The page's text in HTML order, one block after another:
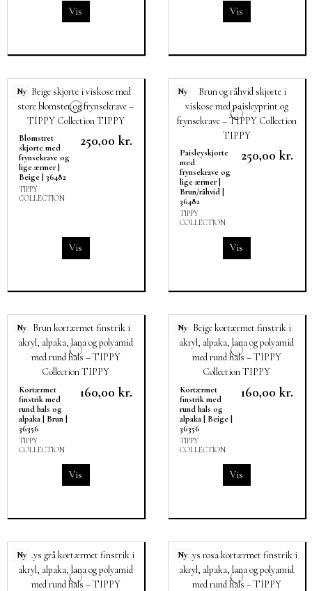
Vis Vis
Ny
Blomstret
skjorte med
frynsekrave og
lige ærmer |
Beige | 36482
TIPPY
COLLECTION
250,00 kr.
Vis
Ny
Paisleyskjorte
med
frynsekrave og
lige ærmer |
Brun/råhvid |
36482
TIPPY
COLLECTION
250,00 kr.
Vis
Ny
Kortærmet
finstrik med
rund hals og
alpaka | Brun |
36356
TIPPY
COLLECTION
160,00 kr.
Vis
Ny
Kortærmet
finstrik med
rund hals og
alpaka | Beige |
36356
TIPPY
COLLECTION
160,00 kr.
Vis
Ny Ny